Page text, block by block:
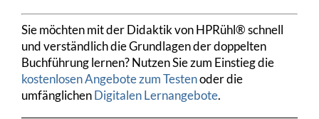
Sie möchten mit der Didaktik von HPRühl® schnell
und verständlich die Grundlagen der doppelten
Buchführung lernen? Nutzen Sie zum Einstieg die
kostenlosen Angebote zum Testenoder die
umfänglichenDigitalen Lernangebote.